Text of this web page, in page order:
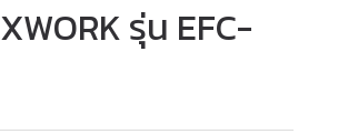
รุ่น EFC-